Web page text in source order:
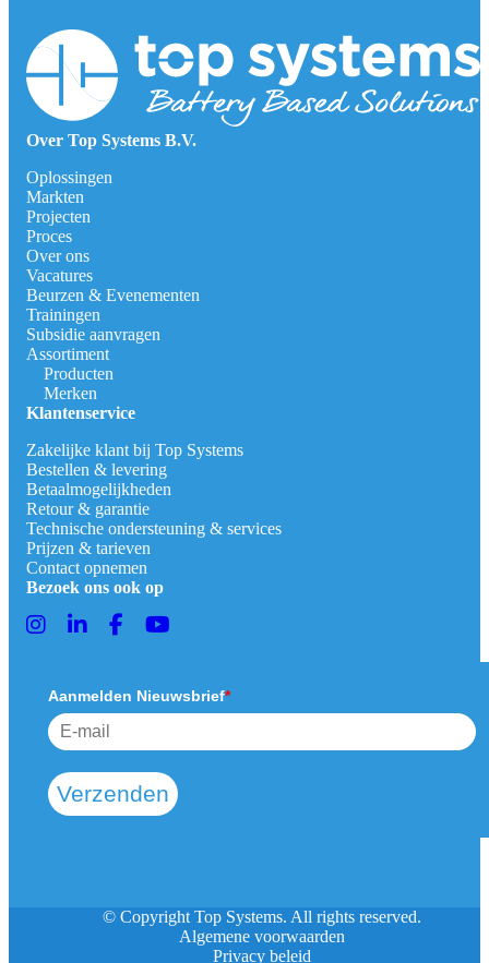
Over Top Systems B.V.
Oplossingen
Markten
Projecten
Proces
Over ons
Vacatures
Beurzen & Evenementen
Trainingen
Subsidie aanvragen
Assortiment
Producten
Merken
Klantenservice
Zakelijke klant bij Top Systems
Bestellen & levering
Betaalmogelijkheden
Retour & garantie
Technische ondersteuning & services
Prijzen & tarieven
Contact opnemen
Bezoek ons ook op
Aanmelden Nieuwsbrief*
Verzenden
© Copyright Top Systems. All rights reserved.
Algemene voorwaarden
Privacy beleid